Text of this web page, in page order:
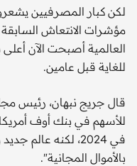
لكن كبار المصرفيين
مؤشرات الانتعاش السابقة
العالمية أصبحت الآن
للغاية قبل عامين.
قال جريج نبهان، رئيس
للأسهم في بنك أوف
في 2024، لكنه عالم
بالأموال المجانية".